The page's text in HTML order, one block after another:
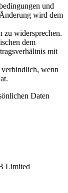
und
wird dem
zu widersprechen.
dem
mit
wenn
Daten
Limited